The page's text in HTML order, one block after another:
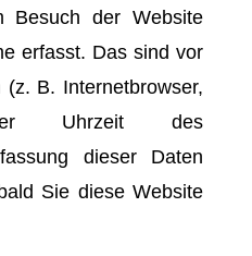
Besuch der Website
erfasst. Das sind vor
B. Internetbrowser,
Uhrzeit des
dieser Daten
Sie diese Website